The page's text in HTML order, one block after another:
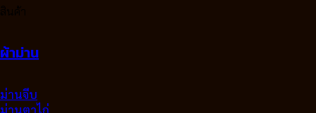
ผ้าม่าน
ม่านจีบ
ม่านตาไก่